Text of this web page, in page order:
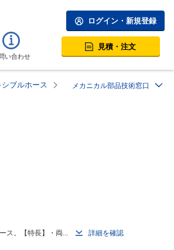
ログイン・新規登録
い合わせ
見積・注文
ブルホース
メカニカル部品技術窓口
ス。【特長】・両...
詳細を確認